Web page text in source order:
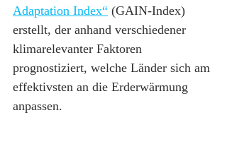
Adaptation Index“ (GAIN-Index)
erstellt, der anhand verschiedener
klimarelevanter Faktoren
prognostiziert, welche Länder sich am
effektivsten an die Erderwärmung
anpassen.